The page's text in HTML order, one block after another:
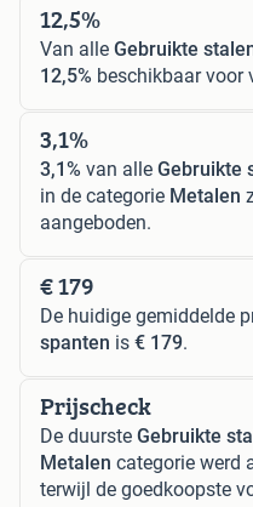
12,5%
Van alle Gebruikte
12,5% beschikbaar voor
3,1%
3,1% van alle Gebruikte
in de categorie Metalen
aangeboden.
€ 179
De huidige gemiddelde
spanten is € 179.
Prijscheck
De duurste Gebruikte
Metalen categorie werd
terwijl de goedkoopste